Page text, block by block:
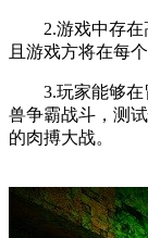
2.游戏中存在
且游戏方将在每
3.玩家能够在
兽争霸战斗，测
的肉搏大战。